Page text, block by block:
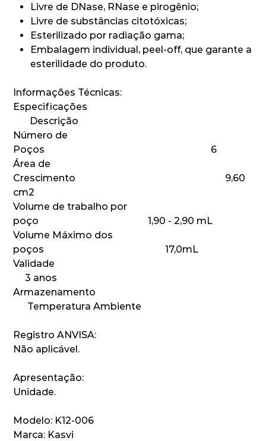
Livre de DNase, RNase e pirogênio;
Livre de substâncias citotóxicas;
Esterilizado por radiação gama;
Embalagem individual, peel-off, que garante a
esterilidade do produto.
Informações Técnicas:
Especificações
Descrição
Número de
Poços 6
Área de
Crescimento 9,60
cm2
Volume de trabalho por
poço 1,90 - 2,90 mL
Volume Máximo dos
poços 17,0mL
Validade
3 anos
Armazenamento
Temperatura Ambiente
Registro ANVISA:
Não aplicável.
Apresentação:
Unidade.
Modelo: K12-006
Marca: Kasvi